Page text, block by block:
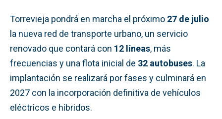
Torrevieja pondrá en marcha el próximo 27 de julio
la nueva red de transporte urbano, un servicio
renovado que contará con 12 líneas, más
frecuencias y una flota inicial de 32 autobuses. La
implantación se realizará por fases y culminará en
2027 con la incorporación definitiva de vehículos
eléctricos e híbridos.